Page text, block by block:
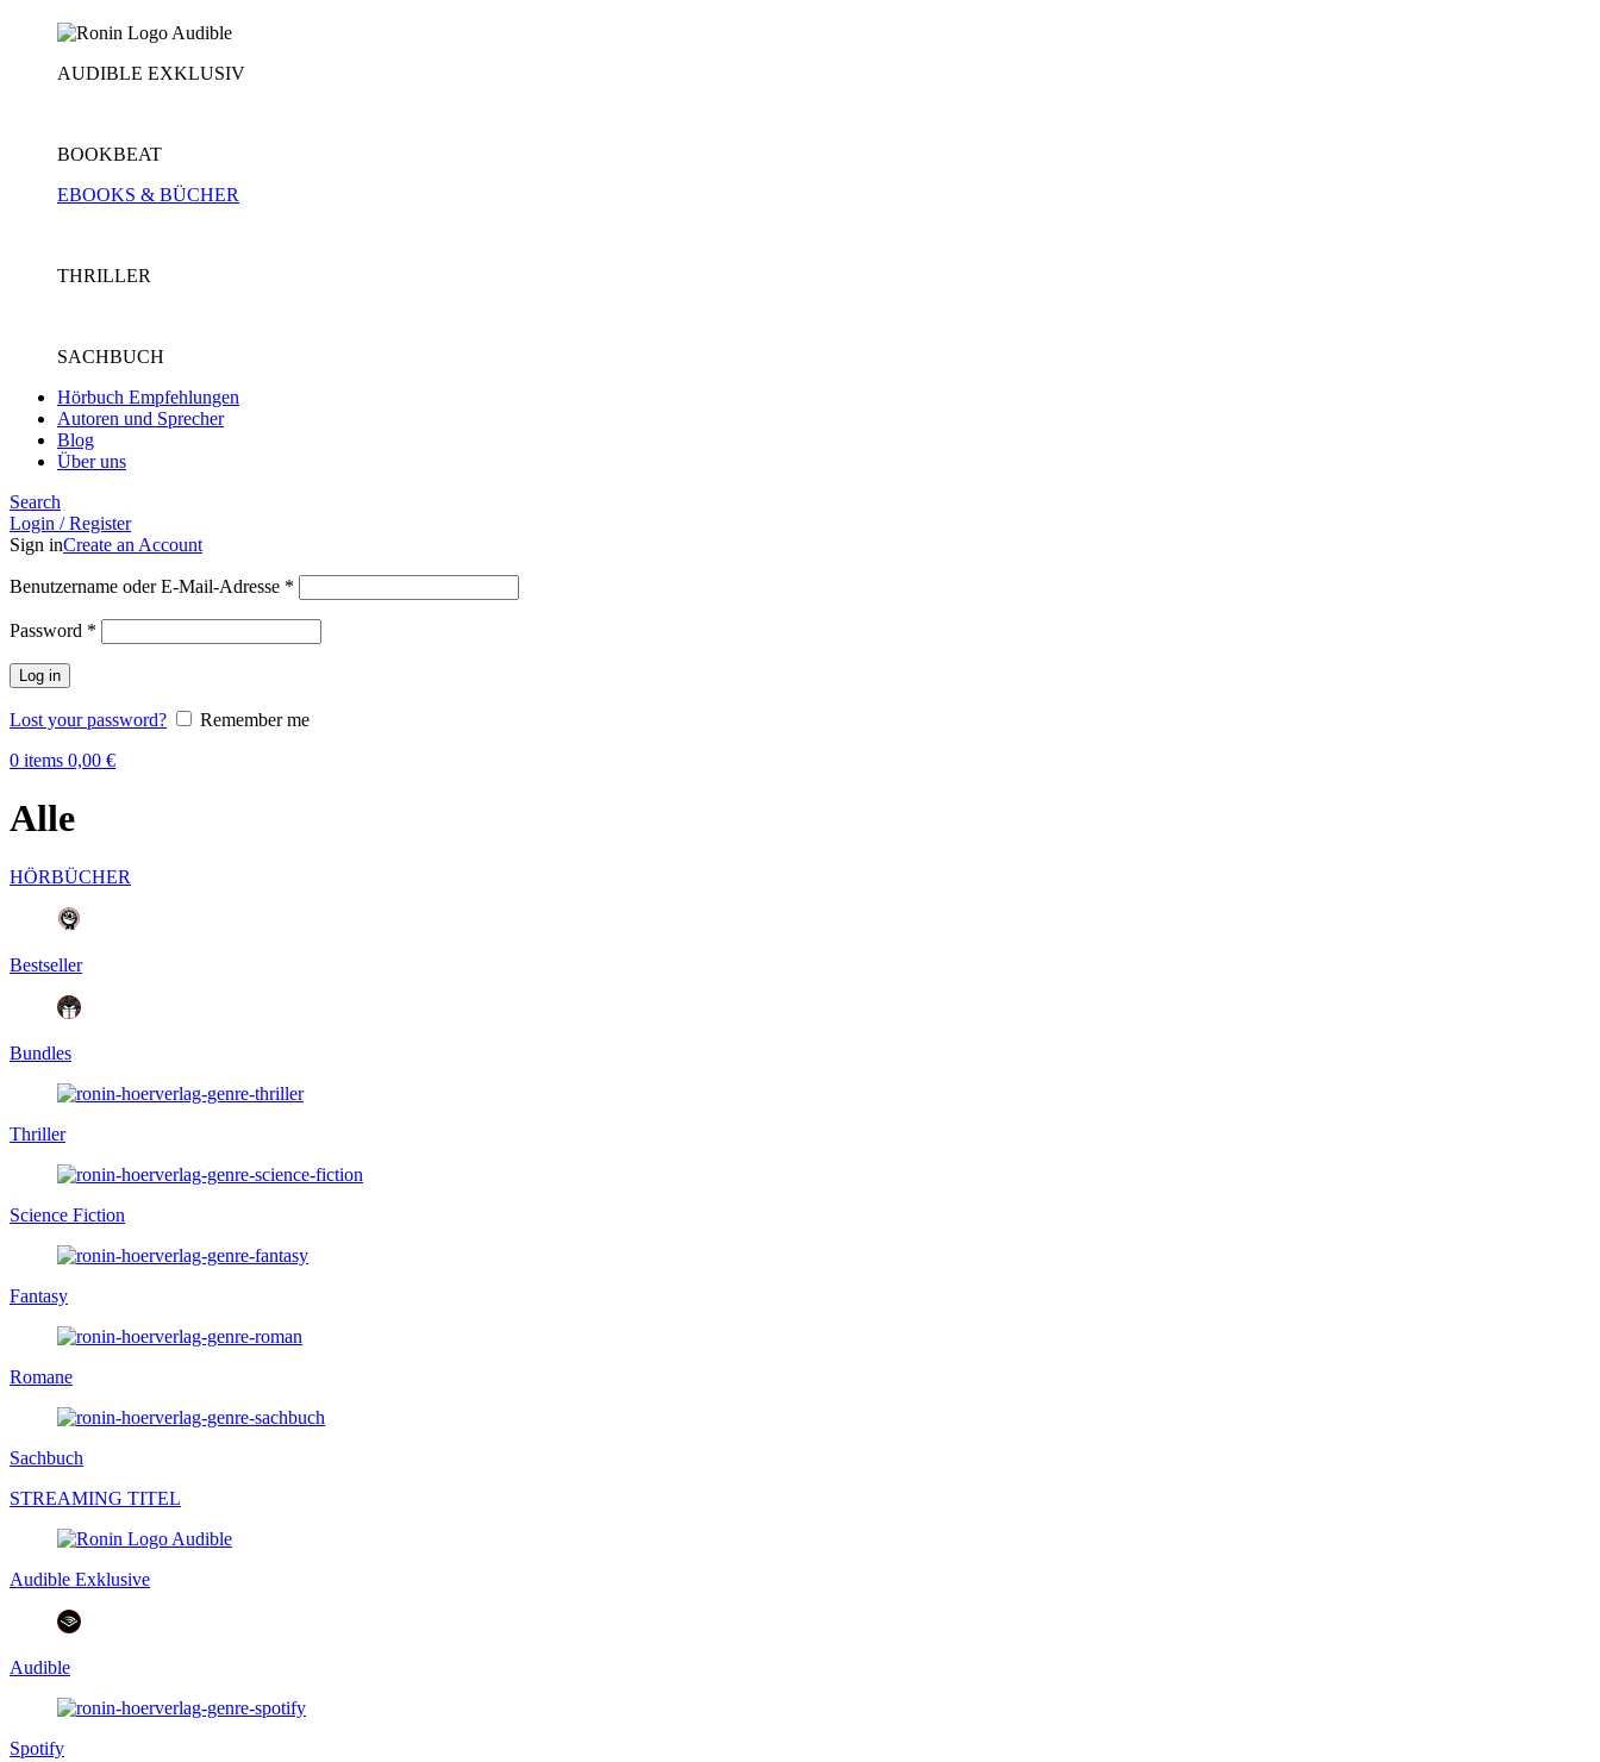
AUDIBLE EXKLUSIV
BOOKBEAT
EBOOKS & BÜCHER
THRILLER
SACHBUCH
Hörbuch Empfehlungen
Autoren und Sprecher
Blog
Über uns
Search
Login / Register
Sign inCreate an Account
Benutzername oder E-Mail-Adresse *
Password *
Log in
Lost your password?
Remember me
0 items 0,00 €
Alle
HÖRBÜCHER
Bestseller
Bundles
Thriller
Science Fiction
Fantasy
Romane
Sachbuch
STREAMING TITEL
Audible Exklusive
Audible
Spotify